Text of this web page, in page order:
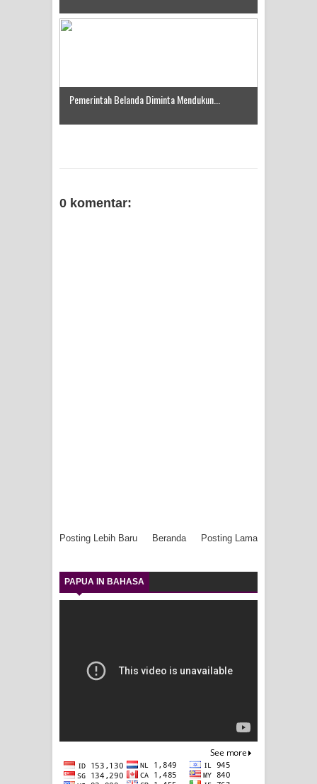
Pemerintah Belanda Diminta Mendukun...
0 komentar:
Posting Lebih Baru Posting Lama
Beranda
PAPUA IN BAHASA